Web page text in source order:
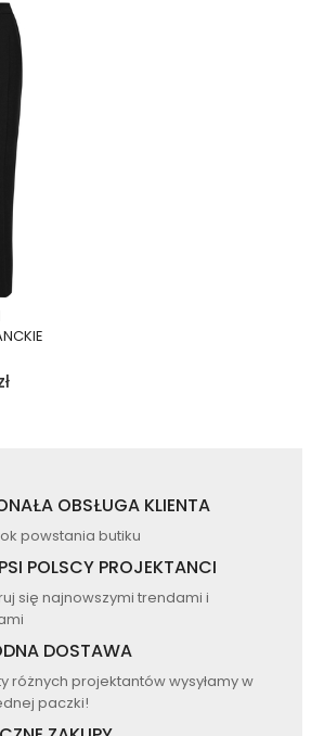
OBSŁUGA KLIENTA
powstania butiku
POLSCY PROJEKTANCI
się najnowszymi trendami i
DOSTAWA
różnych projektantów wysyłamy w
paczki!